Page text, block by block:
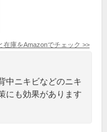
在庫をAmazonでチェック >>
中ニキビなどのニキ
にも効果があります